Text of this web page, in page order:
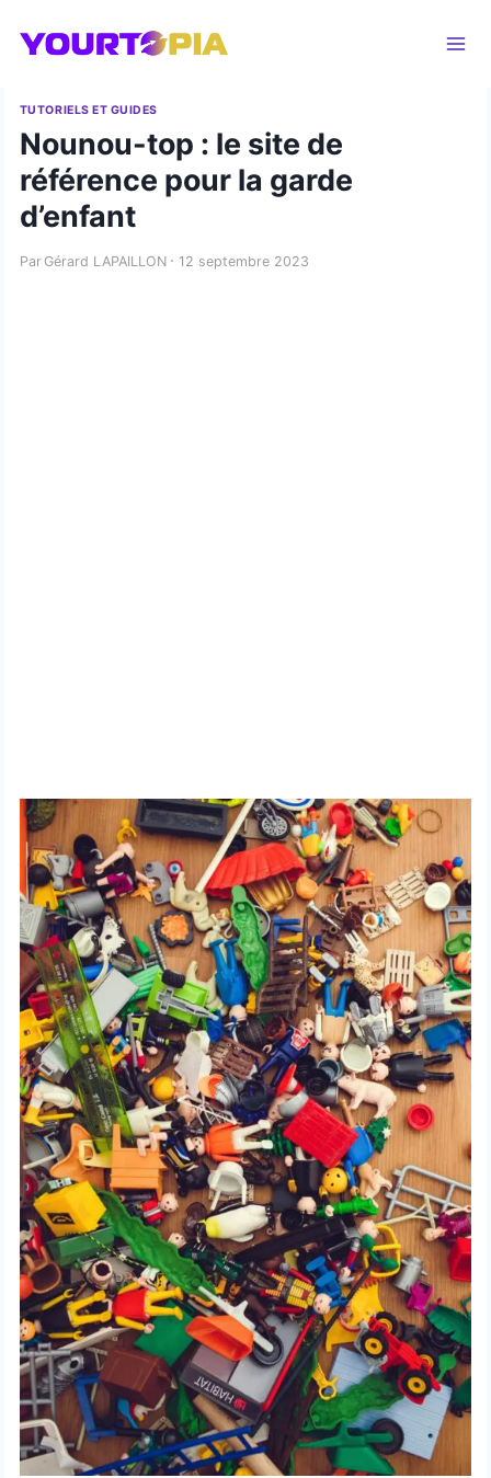
contenu
TUTORIELS ET GUIDES
Nounou-top : le site de
référence pour la garde
d’enfant
Par Gérard LAPAILLON 12 septembre 2023